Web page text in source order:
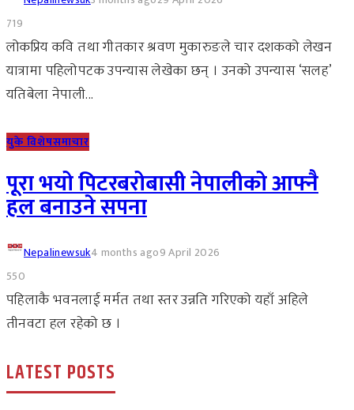
719
लोकप्रिय कवि तथा गीतकार श्रवण मुकारुङले चार दशकको लेखन
यात्रामा पहिलोपटक उपन्यास लेखेका छन् । उनको उपन्यास ‘सलह’
यतिबेला नेपाली...
युके विशेषसमाचार
पूरा भयो पिटरबरोबासी नेपालीको आफ्नै
हल बनाउने सपना
Nepalinewsuk4 months ago9 April 2026
550
पहिलाकै भवनलाई मर्मत तथा स्तर उन्नति गरिएको यहाँ अहिले
तीनवटा हल रहेको छ ।
LATEST POSTS